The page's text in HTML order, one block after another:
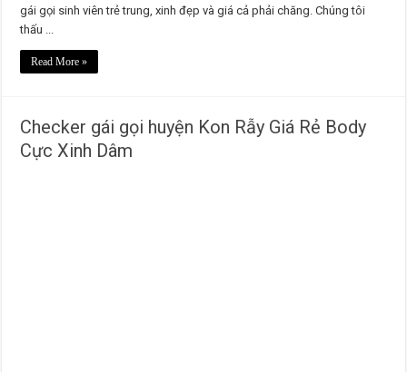
gái gọi sinh viên trẻ trung, xinh đẹp và giá cả phải chăng. Chúng tôi
thấu ...
Read More »
Checker gái gọi huyện Kon Rẫy Giá Rẻ Body
Cực Xinh Dâm